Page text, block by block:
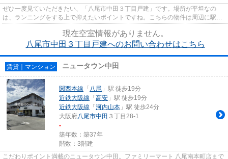
ぜひ一度見ていただきたい、「八尾市中田３丁目戸建」です。場所が平坦なの
は、ランニングをする上で抑えたいポイントですね。こちらの物件は周辺に駅が
2つあるので電車へのアクセスが...
現在空室情報がありません。
八尾市中田３丁目戸建へのお問い合わせはこちら
賃貸｜マンション ニュータウン中田
関西本線 「 八尾 」駅 徒歩19分
近鉄大阪線 「高安 」駅 徒歩19分
近鉄大阪線 「河内山本 」駅 徒歩24分
大阪府八尾市中田 ３丁目28-1
-
築年数：築37年
階数：3階建
こだわりポイント満載のニュータウン中田。ファミリーマート 八尾南本町店まで